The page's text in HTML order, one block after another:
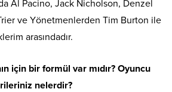
Al Pacino, Jack Nicholson, Denzel
ve Yönetmenlerden Tim Burton ile
arasındadır.
için bir formül var mıdır? Oyuncu
nelerdir?